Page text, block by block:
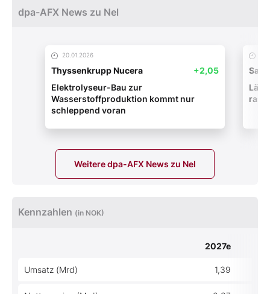
dpa-AFX News zu Nel
20.01.2026
Thyssenkrupp Nucera
+2,05
Elektrolyseur-Bau zur
Wasserstoffproduktion kommt nur
schleppend voran
Weitere dpa-AFX News zu Nel
Kennzahlen (in NOK)
2027e
Umsatz (Mrd) 1,39